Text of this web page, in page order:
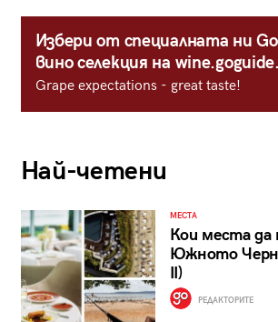
Избери от специалната ни
вино селекция на
Grape expectations - great taste!
Най-четени
МЕСТА
Кои места
Южното
II)
РЕДАКТОРИТЕ